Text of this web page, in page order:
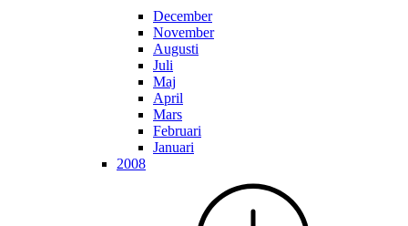
December
November
Augusti
Juli
Maj
April
Mars
Februari
Januari
2008